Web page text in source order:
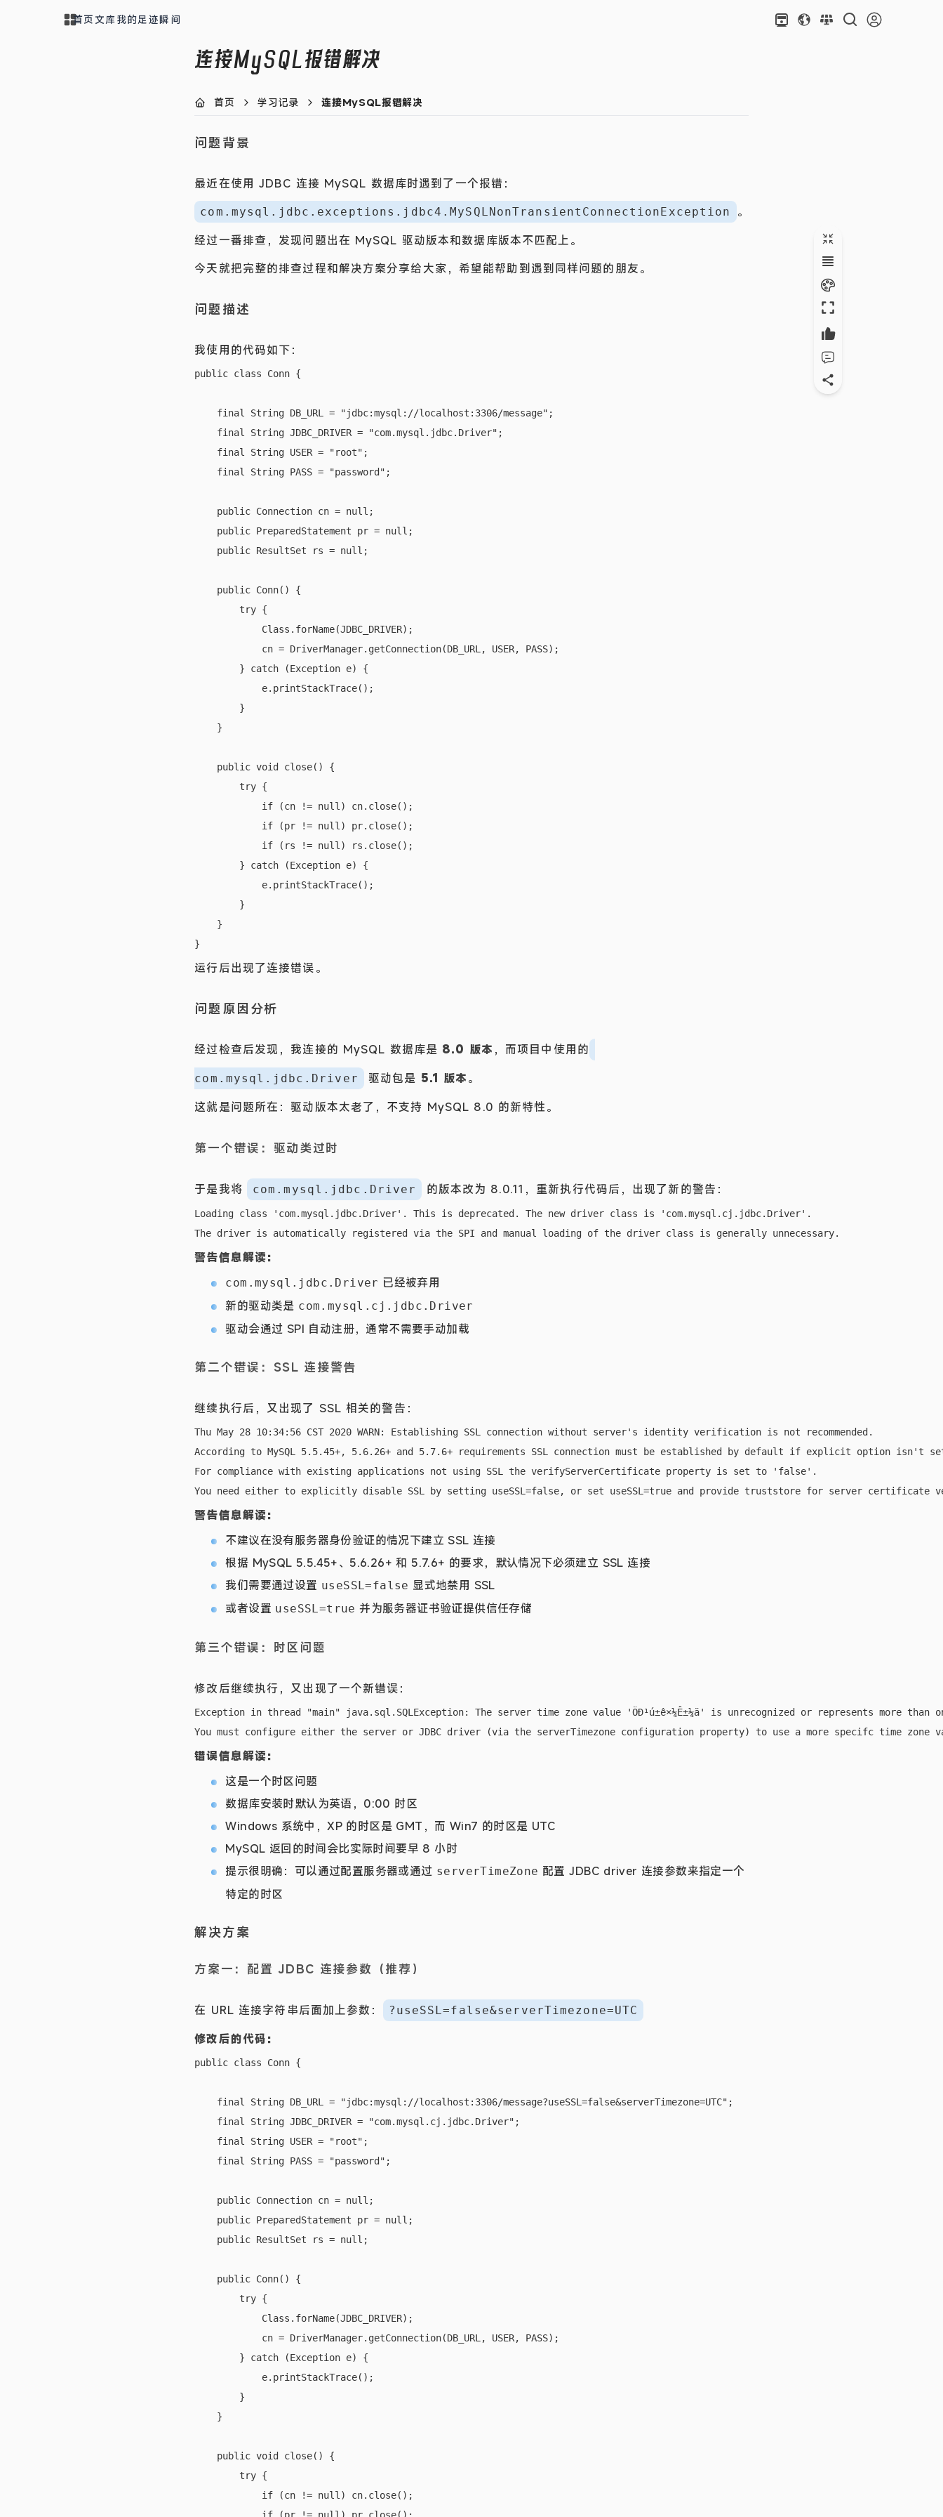
首页 文库我的足迹瞬间
连接MySQL报错解决
首页 学习记录 连接MySQL报错解决
问题背景
最近在使用 JDBC 连接 MySQL 数据库时遇到了一个报错：
com.mysql.jdbc.exceptions.jdbc4.MySQLNonTransientConnectionException
。
经过一番排查，发现问题出在 MySQL 驱动版本和数据库版本不匹配上。
今天就把完整的排查过程和解决方案分享给大家，希望能帮助到遇到同样问题的朋友。
问题描述
我使用的代码如下：
public class Conn {
    final String DB_URL = "jdbc:mysql://localhost:3306/message";
    final String JDBC_DRIVER = "com.mysql.jdbc.Driver";
    final String USER = "root";
    final String PASS = "password";
    public Connection cn = null;
    public PreparedStatement pr = null;
    public ResultSet rs = null;
    public Conn() {
        try {
            Class.forName(JDBC_DRIVER);
            cn = DriverManager.getConnection(DB_URL, USER, PASS);
        } catch (Exception e) {
            e.printStackTrace();
        }
    }
    public void close() {
        try {
            if (cn != null) cn.close();
            if (pr != null) pr.close();
            if (rs != null) rs.close();
        } catch (Exception e) {
            e.printStackTrace();
        }
    }
运行后出现了连接错误。
问题原因分析
经过检查后发现，我连接的 MySQL 数据库是 8.0 版本 ，而项目中使用的
com.mysql.jdbc.Driver 驱动包是 5.1 版本。
这就是问题所在：驱动版本太老了，不支持 MySQL 8.0 的新特性。
第一个错误：驱动类过时
于是我将 com.mysql.jdbc.Driver 的版本改为 8.0.11，重新执行代码后，出现了新的警告：
Loading class 'com.mysql.jdbc.Driver'. This is deprecated. The new driver class is 'com.mysql.cj.jdbc.Driver'.
警告信息解读：
com.mysql.jdbc.Driver 已经被弃用
新的驱动类是 com.mysql.cj.jdbc.Driver
驱动会通过 SPI 自动注册，通常不需要手动加载
第二个错误：SSL 连接警告
继续执行后，又出现了 SSL 相关的警告：
Thu May 28 10:34:56 CST 2020 WARN: Establishing SSL connection without server's identity verification is not recommended.
According to MySQL 5.5.45+, 5.6.26+ and 5.7.6+ requirements SSL connection must be established by default if explicit option isn't
For compliance with existing applications not using SSL the verifyServerCertificate property is set to 'false'.
警告信息解读：
不建议在没有服务器身份验证的情况下建立 SSL 连接
根据 MySQL 5.5.45+、5.6.26+ 和 5.7.6+ 的要求，默认情况下必须建立 SSL 连接
我们需要通过设置 useSSL=false 显式地禁用 SSL
或者设置 useSSL=true 并为服务器证书验证提供信任存储
第三个错误：时区问题
修改后继续执行，又出现了一个新错误：
Exception in thread "main" java.sql.SQLException: The server time zone value 'ÖÐ¹ú±ê×¼Ê±¼ä' is unrecognized or represents more than
错误信息解读：
这是一个时区问题
数据库安装时默认为英语，0:00 时区
Windows 系统中，XP 的时区是 GMT，而 Win7 的时区是 UTC
MySQL 返回的时间会比实际时间要早 8 小时
提示很明确：可以通过配置服务器或通过 serverTimeZone 配置 JDBC driver 连接参数来指定一个
特定的时区
解决方案
方案一：配置 JDBC 连接参数（推荐）
在 URL 连接字符串后面加上参数： ?useSSL=false&serverTimezone=UTC
修改后的代码：
public class Conn {
    final String DB_URL = "jdbc:mysql://localhost:3306/message?useSSL=false&serverTimezone=UTC";
    final String JDBC_DRIVER = "com.mysql.cj.jdbc.Driver";
    final String USER = "root";
    final String PASS = "password";
    public Connection cn = null;
    public PreparedStatement pr = null;
    public ResultSet rs = null;
    public Conn() {
        try {
            Class.forName(JDBC_DRIVER);
            cn = DriverManager.getConnection(DB_URL, USER, PASS);
        } catch (Exception e) {
            e.printStackTrace();
        }
    }
    public void close() {
        try {
            if (cn != null) cn.close();